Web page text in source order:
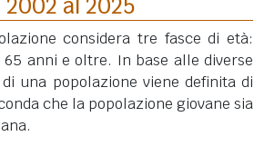
al 2025
considera tre fasce di età:
65 anni e oltre. In base alle diverse
una popolazione viene definita di
che la popolazione giovane sia